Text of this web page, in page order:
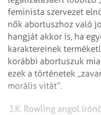
feminista szervezet
nők abortuszhoz való
hangját akkor is, ha
karaktereinek
korábbi abortuszuk
ezek a történetek
morális vitát”.
J.K. Rowling angol